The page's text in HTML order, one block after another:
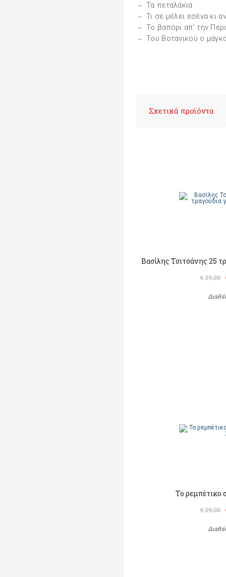
Τα πεταλάκια
Τι σε μέλει εσένα κι
Το βαπόρι απ' την
Του Βοτανικού ο
Σχετικά προϊόντα
Βασίλης Τσιτσάνης 25
€ 29,00
Το ρεμπέτικο
€ 29,00